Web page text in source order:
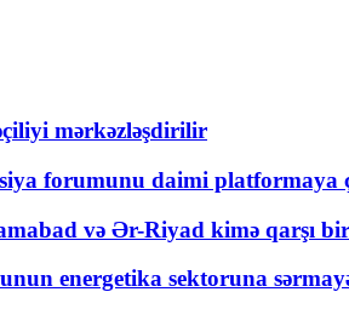
mərkəzləşdirilir
forumunu daimi
və Ər-Riyad kimə qarşı
energetika sektoruna